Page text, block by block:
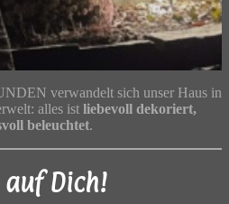
verwandelt sich unser Haus in
alles ist liebevoll dekoriert,
beleuchtet.
Dich!